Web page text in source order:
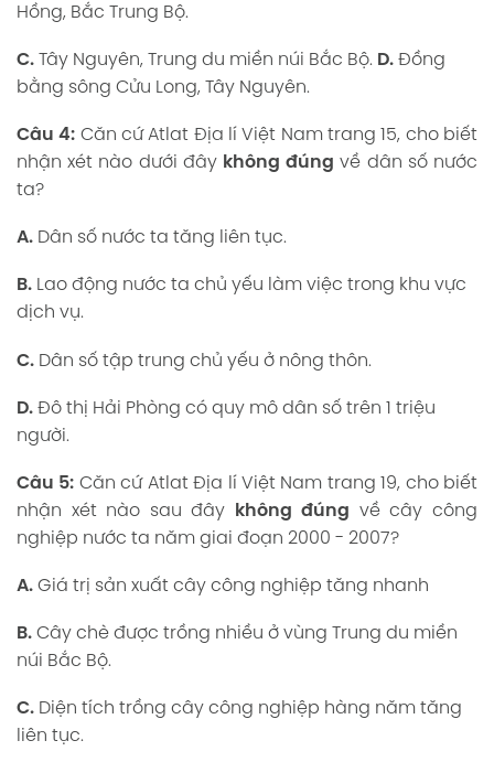
Hồng, Bắc Trung Bộ.
C. Tây Nguyên, Trung du miền núi Bắc Bộ. D. Đồng
bằng sông Cửu Long, Tây Nguyên.
Câu 4: Căn cứ Atlat Địa lí Việt Nam trang 15, cho biết
nhận xét nào dưới đây không đúngvề dân số nước
ta?
A. Dân số nước ta tăng liên tục.
B. Lao động nước ta chủ yếu làm việc trong khu vực
dịch vụ.
C. Dân số tập trung chủ yếu ở nông thôn.
D. Đô thị Hải Phòng có quy mô dân số trên 1 triệu
người.
Câu 5: Căn cứ Atlat Địa lí Việt Nam trang 19, cho biết
nhận xét nào sau đây
không đúng về cây công
nghiệp nước ta năm giai đoạn 2000 - 2007?
A. Giá trị sản xuất cây công nghiệp tăng nhanh
B. Cây chè được trồng nhiều ở vùng Trung du miền
núi Bắc Bộ.
C. Diện tích trồng cây công nghiệp hàng năm tăng
liên tục.